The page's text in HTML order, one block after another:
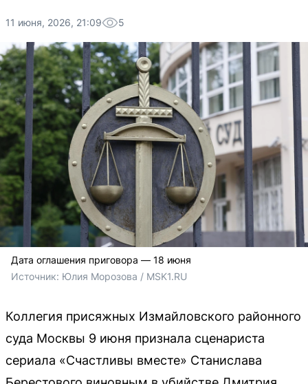
11 июня, 2026, 21:09 5
Дата оглашения приговора — 18 июня
Источник: Юлия Морозова / MSK1.RU
Коллегия присяжных Измайловского районного
суда Москвы 9 июня признала сценариста
сериала «Счастливы вместе» Станислава